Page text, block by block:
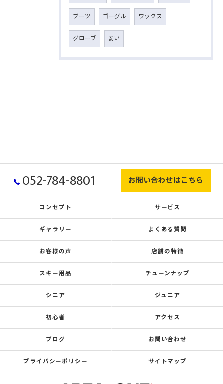
ブーツ ゴーグル ワックス
グローブ 安い
052-784-8801 お問い合わせはこちら
コンセプト サービス
ギャラリー よくある質問
お客様の声 店舗の特徴
スキー用品 チューンナップ
シニア ジュニア
初心者 アクセス
ブログ お問い合わせ
プライバシーポリシー サイトマップ